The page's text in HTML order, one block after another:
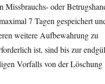
Missbrauchs- oder
7 Tagen gespeichert
weitere Aufbewahrung zu
ist, sind bis zur
Vorfalls von der Löschung